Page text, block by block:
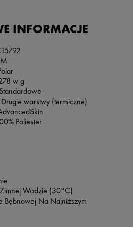
INFORMACJE
g
warstwy (termiczne)
Wodzie (30°C)
Bębnowej Na Najniższym